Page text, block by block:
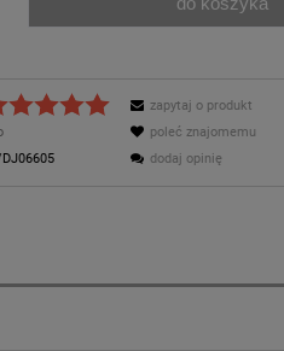
zapytaj o produkt
poleć znajomemu
dodaj opinię